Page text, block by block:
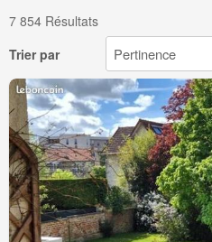
7 854 Résultats
Trier par